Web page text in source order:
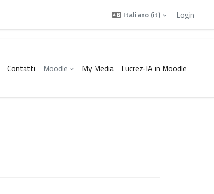
Italiano ‎(it)‎ Login
Contatti Moodle My Media Lucrez-IA in Moodle